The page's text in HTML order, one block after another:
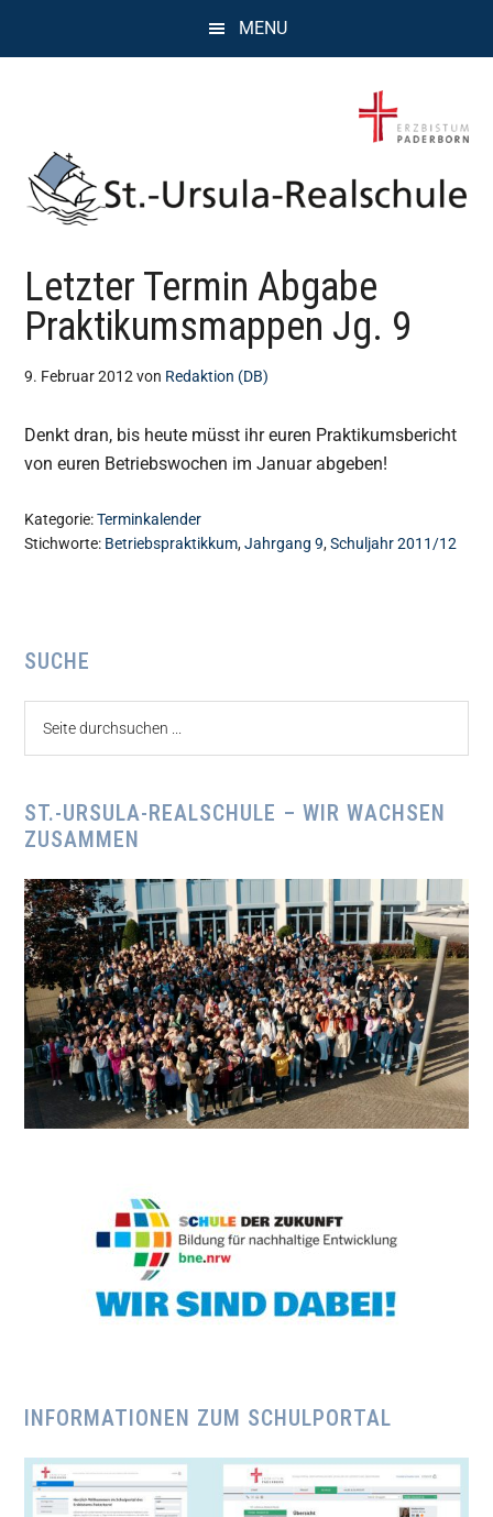
MENU
St.
Ursula
Realschule
Attendorn
Kompetenz,
Persönlichkeit,
Chancen
Letzter Termin Abgabe
Praktikumsmappen Jg. 9
9. Februar 2012von Redaktion (DB)
Denkt dran, bis heute müsst ihr euren Praktikumsbericht
von euren Betriebswochen im Januar abgeben!
Kategorie:Terminkalender
Stichworte: Betriebspraktikkum,Jahrgang 9,Schuljahr 2011/12
Seitenspalte
SUCHE
ST.-URSULA-REALSCHULE – WIR WACHSEN
ZUSAMMEN
INFORMATIONEN ZUM SCHULPORTAL